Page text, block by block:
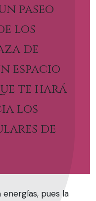
paseo
los
de
espacio
te hará
los
de
pues la